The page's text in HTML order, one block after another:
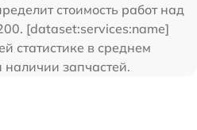
стоимость работ над
[dataset:services:name]
статистике в среднем
запчастей.